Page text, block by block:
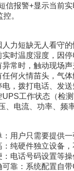
信报警+显示当前
。
人力短缺无人看守
时温度湿度，因
常时，触动现场
何火情苗头，气体
，拨打电话、发送
UPS工作状态（检
、电流、功率、频
用户只需要提供一
纯硬件独立设备
电话号码设置等
靠：系统配置自